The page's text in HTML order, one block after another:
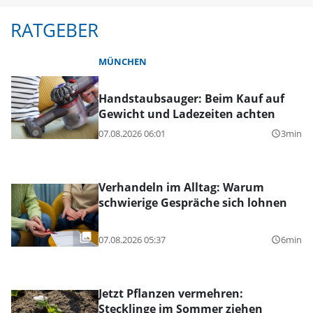
RATGEBER
MÜNCHEN
Handstaubsauger: Beim Kauf auf
Gewicht und Ladezeiten achten
07.08.2026 06:01 query_builder3min
Verhandeln im Alltag: Warum
schwierige Gespräche sich lohnen
07.08.2026 05:37 query_builder6min
Jetzt Pflanzen vermehren:
Stecklinge im Sommer ziehen